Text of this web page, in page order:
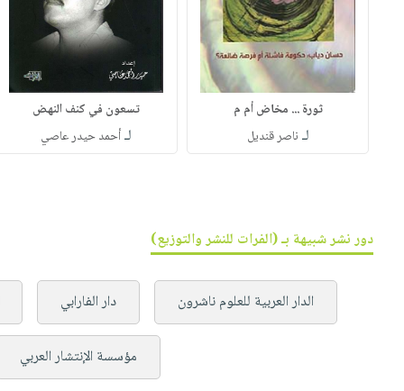
ثورة ... مخاض أم م
لـ ناصر قنديل
تسعون في كنف النهض
لـأحمد حيدر عاصي
دور نشر شبيهة بـ (الفرات للنشر والتوزيع)
الدار العربية للعلوم ناشرون دار الفارابي
مؤسسة الإنتشار العربي